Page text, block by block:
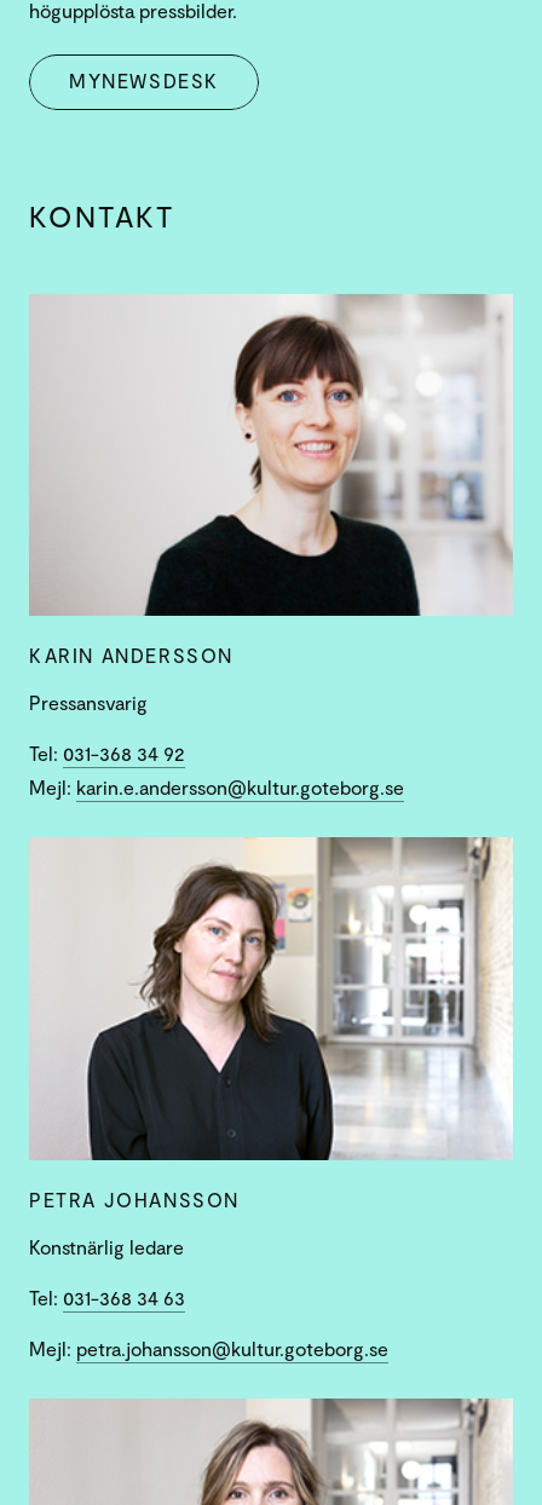
högupplösta pressbilder.
MYNEWSDESK
KONTAKT
KARIN ANDERSSON
Pressansvarig
Tel: 031-368 34 92
Mejl: karin.e.andersson@kultur.goteborg.se
PETRA JOHANSSON
Konstnärlig ledare
Tel: 031-368 34 63
Mejl: petra.johansson@kultur.goteborg.se